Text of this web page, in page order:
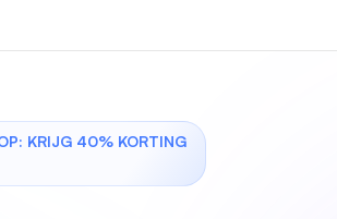
KRIJG 40% KORTING